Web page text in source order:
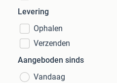
Levering
Ophalen
Verzenden
Aangeboden sinds
Vandaag